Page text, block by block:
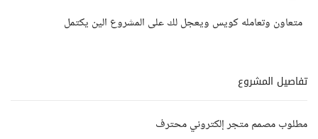
متعاون وتعامله كويس ويعجل لك على المشروع الين يكتمل
تفاصيل المشروع
مطلوب مصمم متجر إلكتروني محترف